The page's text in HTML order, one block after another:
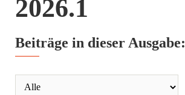
2026.1
Beiträge in dieser Ausgabe: